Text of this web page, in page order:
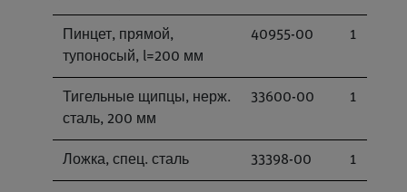
Пинцет, прямой,
тупоносый, l=200 мм
40955-00 1
Тигельные щипцы, нерж.
сталь, 200 мм
33600-00 1
Ложка, спец. сталь 33398-00 1